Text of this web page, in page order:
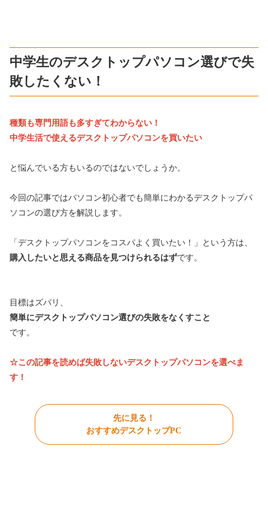
中学生のデスクトップパソコン選びで失
敗したくない！
種類も専門用語も多すぎてわからない！
中学生活で使えるデスクトップパソコンを買いたい
と悩んでいる方もいるのではないでしょうか。
今回の記事ではパソコン初心者でも簡単にわかるデスクトップパ
ソコンの選び方を解説します。
「デスクトップパソコンをコスパよく買いたい！」という方は、
購入したいと思える商品を見つけられるはずです。
目標はズバリ、
簡単にデスクトップパソコン選びの失敗をなくすこと
です。
☆この記事を読めば失敗しないデスクトップパソコンを選べま
す！
先に見る！
おすすめデスクトップPC